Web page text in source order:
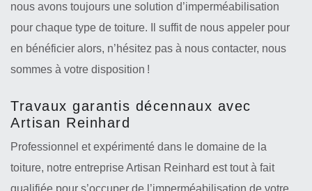
nous avons toujours une solution d’imperméabilisation
pour chaque type de toiture. Il suffit de nous appeler pour
en bénéficier alors, n’hésitez pas à nous contacter, nous
sommes à votre disposition !
Travaux garantis décennaux avec
Artisan Reinhard
Professionnel et expérimenté dans le domaine de la
toiture, notre entreprise Artisan Reinhard est tout à fait
qualifiée pour s’occuper de l’imperméabilisation de votre